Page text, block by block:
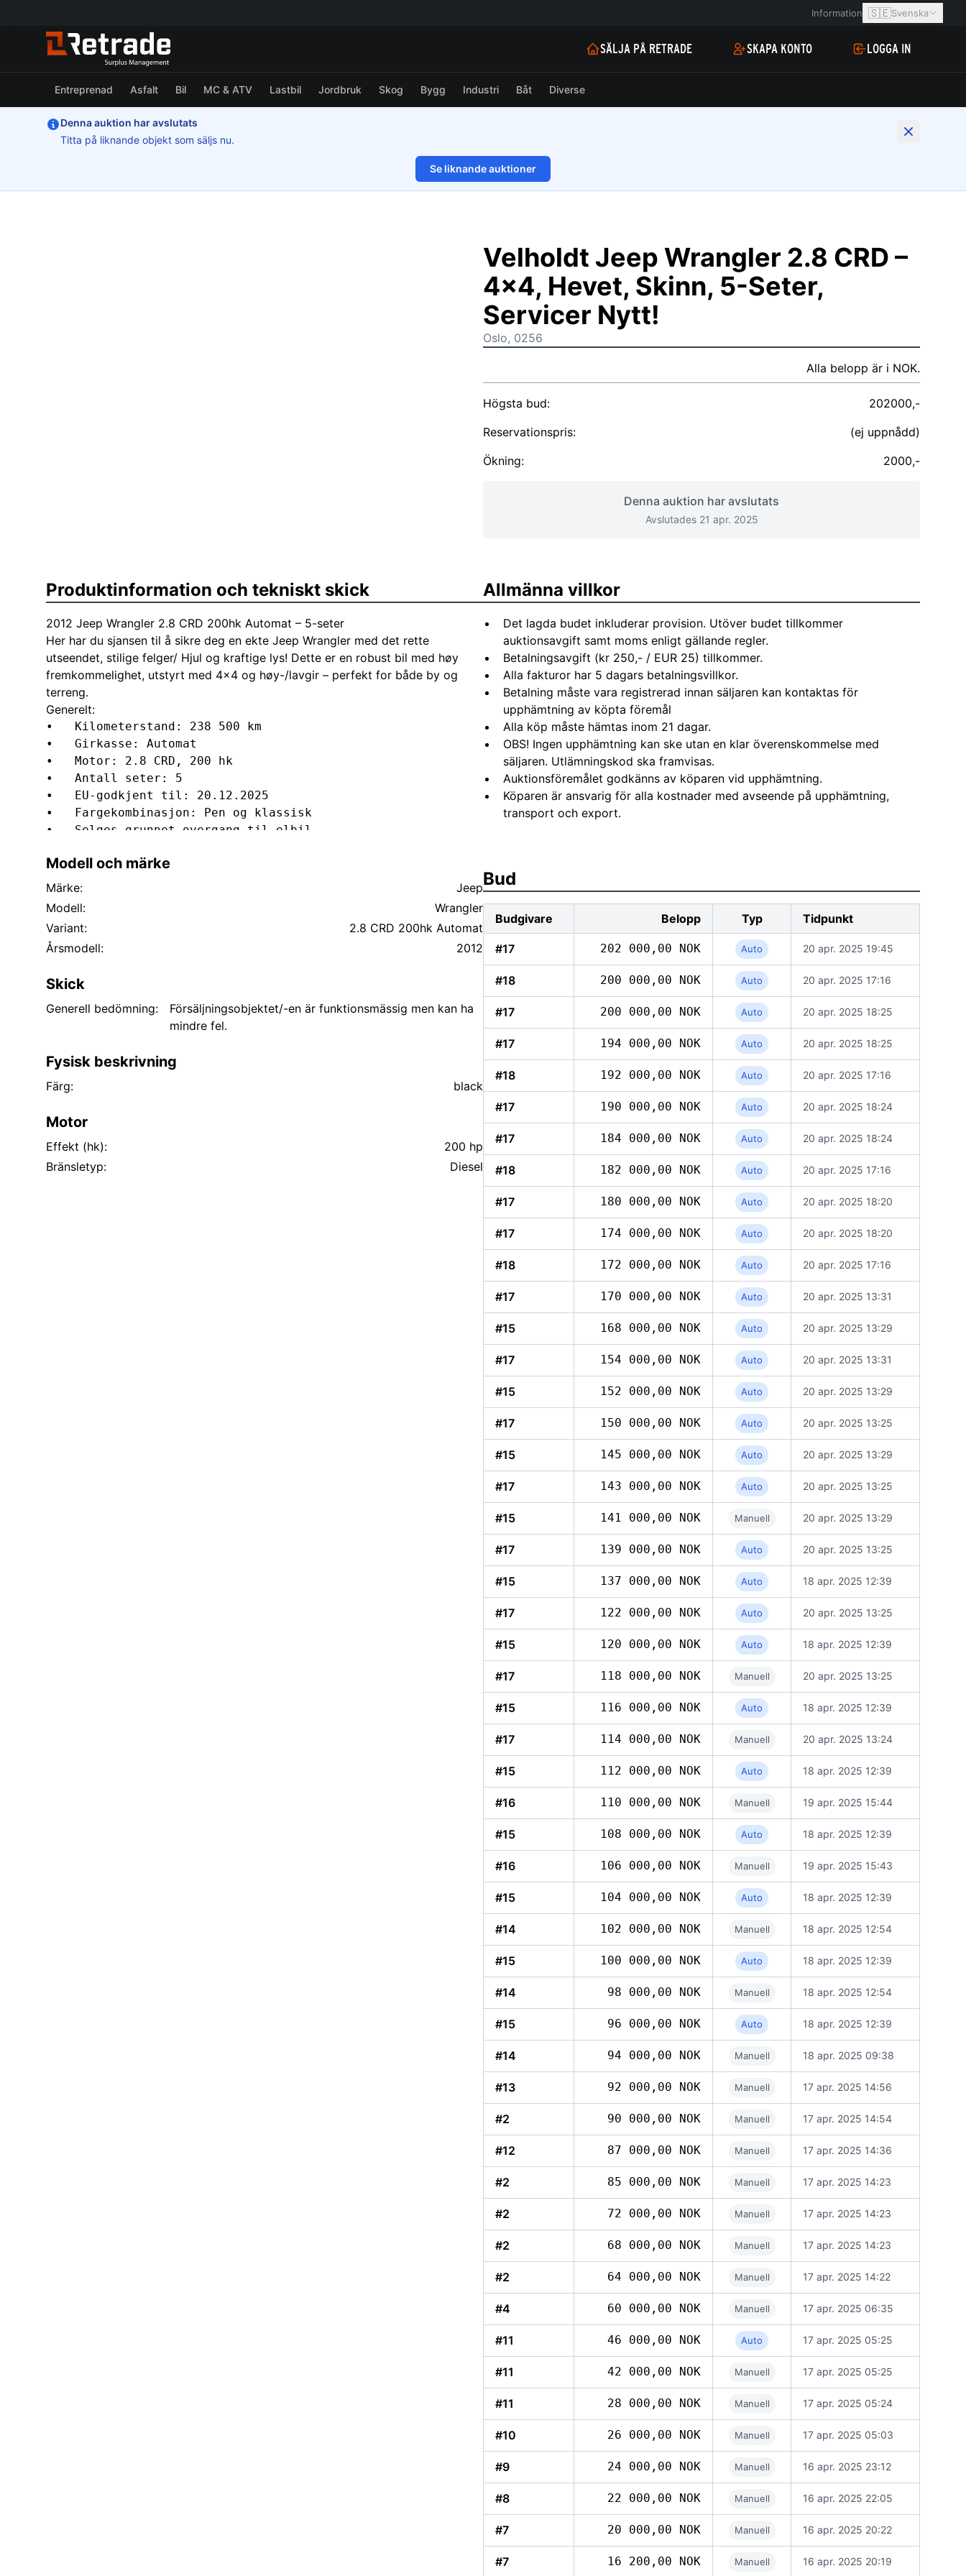
Information 🇸🇪Svenska
SÄLJA PÅ RETRADE SKAPA KONTO LOGGA IN
Entreprenad Asfalt Bil MC & ATV Lastbil Jordbruk Skog Bygg Industri Båt Diverse
Denna auktion har avslutats
Titta på liknande objekt som säljs nu.
Se liknande auktioner
1/23
Velholdt Jeep Wrangler 2.8 CRD –
4x4, Hevet, Skinn, 5-Seter,
Servicer Nytt!
Oslo, 0256
Alla belopp är i NOK.
Högsta bud:
202000,-
Reservationspris:
(ej uppnådd)
Ökning:
2000,-
Denna auktion har avslutats
Avslutades 21 apr. 2025
Produktinformation och tekniskt skick
2012 Jeep Wrangler 2.8 CRD 200hk Automat – 5-seter
Her har du sjansen til å sikre deg en ekte Jeep Wrangler med det rette
utseendet, stilige felger/ Hjul og kraftige lys! Dette er en robust bil med høy
fremkommelighet, utstyrt med 4x4 og høy-/lavgir – perfekt for både by og
terreng.
Generelt:
•	Kilometerstand: 238 500 km
•	Girkasse: Automat
•	Motor: 2.8 CRD, 200 hk
•	Antall seter: 5
•	EU-godkjent til: 20.12.2025
•	Fargekombinasjon: Pen og klassisk
•	Komplett registerreimsett og vannpumpe byttet
•	Girkasseservice: bytte av olje og filter
•	Storservice utført: motorolje, oljefilter, dieselfilter og kupefilter
•	Montering av LED fjernlys
•	Hevet ca. 5 cm
Utstyr:
•	ABS-bremser
•	Alarm
•	Antiskrens og antispinn
•	Avtagbart hengerfeste
•	Bluetooth
•	CD-spiller
•	Dieselpartikkelfilter
Modell och märke
Märke:
Jeep
Modell:
Wrangler
Variant:
2.8 CRD 200hk Automat
Årsmodell:
2012
Skick
Generell bedömning:
Försäljningsobjektet/-en är funktionsmässig men kan ha
mindre fel.
Fysisk beskrivning
Färg: black
Motor
Effekt (hk):
200 hp
Bränsletyp:
Diesel
Allmänna villkor
Det lagda budet inkluderar provision. Utöver budet tillkommer
auktionsavgift samt moms enligt gällande regler.
Betalningsavgift (kr 250,- / EUR 25) tillkommer.
Alla fakturor har 5 dagars betalningsvillkor.
Betalning måste vara registrerad innan säljaren kan kontaktas för
upphämtning av köpta föremål
Alla köp måste hämtas inom 21 dagar.
OBS! Ingen upphämtning kan ske utan en klar överenskommelse med
säljaren. Utlämningskod ska framvisas.
Auktionsföremålet godkänns av köparen vid upphämtning.
Köparen är ansvarig för alla kostnader med avseende på upphämtning,
transport och export.
Bud
Budgivare Belopp Typ Tidpunkt
#17 202 000,00 NOK Auto 20 apr. 2025 19:45
#18 200 000,00 NOK Auto 20 apr. 2025 17:16
#17 200 000,00 NOK Auto 20 apr. 2025 18:25
#17 194 000,00 NOK Auto 20 apr. 2025 18:25
#18 192 000,00 NOK Auto 20 apr. 2025 17:16
#17 190 000,00 NOK Auto 20 apr. 2025 18:24
#17 184 000,00 NOK Auto 20 apr. 2025 18:24
#18 182 000,00 NOK Auto 20 apr. 2025 17:16
#17 180 000,00 NOK Auto 20 apr. 2025 18:20
#17 174 000,00 NOK Auto 20 apr. 2025 18:20
#18 172 000,00 NOK Auto 20 apr. 2025 17:16
#17 170 000,00 NOK Auto 20 apr. 2025 13:31
#15 168 000,00 NOK Auto 20 apr. 2025 13:29
#17 154 000,00 NOK Auto 20 apr. 2025 13:31
#15 152 000,00 NOK Auto 20 apr. 2025 13:29
#17 150 000,00 NOK Auto 20 apr. 2025 13:25
#15 145 000,00 NOK Auto 20 apr. 2025 13:29
#17 143 000,00 NOK Auto 20 apr. 2025 13:25
#15 141 000,00 NOK Manuell 20 apr. 2025 13:29
#17 139 000,00 NOK Auto 20 apr. 2025 13:25
#15 137 000,00 NOK Auto 18 apr. 2025 12:39
#17 122 000,00 NOK Auto 20 apr. 2025 13:25
#15 120 000,00 NOK Auto 18 apr. 2025 12:39
#17 118 000,00 NOK Manuell 20 apr. 2025 13:25
#15 116 000,00 NOK Auto 18 apr. 2025 12:39
#17 114 000,00 NOK Manuell 20 apr. 2025 13:24
#15 112 000,00 NOK Auto 18 apr. 2025 12:39
#16 110 000,00 NOK Manuell 19 apr. 2025 15:44
#15 108 000,00 NOK Auto 18 apr. 2025 12:39
#16 106 000,00 NOK Manuell 19 apr. 2025 15:43
#15 104 000,00 NOK Auto 18 apr. 2025 12:39
#14 102 000,00 NOK Manuell 18 apr. 2025 12:54
#15 100 000,00 NOK Auto 18 apr. 2025 12:39
#14 98 000,00 NOK Manuell 18 apr. 2025 12:54
#15 96 000,00 NOK Auto 18 apr. 2025 12:39
#14 94 000,00 NOK Manuell 18 apr. 2025 09:38
#13 92 000,00 NOK Manuell 17 apr. 2025 14:56
#2 90 000,00 NOK Manuell 17 apr. 2025 14:54
#12 87 000,00 NOK Manuell 17 apr. 2025 14:36
#2 85 000,00 NOK Manuell 17 apr. 2025 14:23
#2 72 000,00 NOK Manuell 17 apr. 2025 14:23
#2 68 000,00 NOK Manuell 17 apr. 2025 14:23
#2 64 000,00 NOK Manuell 17 apr. 2025 14:22
#4 60 000,00 NOK Manuell 17 apr. 2025 06:35
#11 46 000,00 NOK Auto 17 apr. 2025 05:25
#11 42 000,00 NOK Manuell 17 apr. 2025 05:25
#11 28 000,00 NOK Manuell 17 apr. 2025 05:24
#10 26 000,00 NOK Manuell 17 apr. 2025 05:03
#9 24 000,00 NOK Manuell 16 apr. 2025 23:12
#8 22 000,00 NOK Manuell 16 apr. 2025 22:05
#7 20 000,00 NOK Manuell 16 apr. 2025 20:22
#7 16 200,00 NOK Manuell 16 apr. 2025 20:19